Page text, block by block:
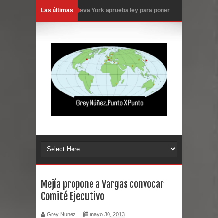
Las últimasNueva York aprueba ley para poner
enfermedades terminales
Juan Luis Guerra cerrará los Juegos
Centroamericanos SD 2026
Entre 20 y 40 inmigrantes al día son
EE.UU., según NBC
Belkis Concepción será intervenida
Mejía propone a Vargas convocar
Comité Ejecutivo
Grey Nunez mayo 30, 2013